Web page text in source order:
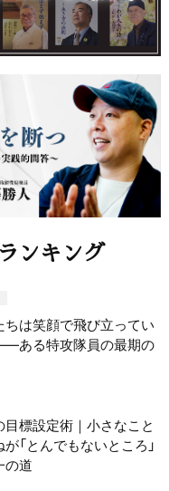
ンキング
ちは笑顔で飛び立ってい
ある特攻隊員の最期の
目標設定術｜小さなこと
「とんでもないところ」
の道